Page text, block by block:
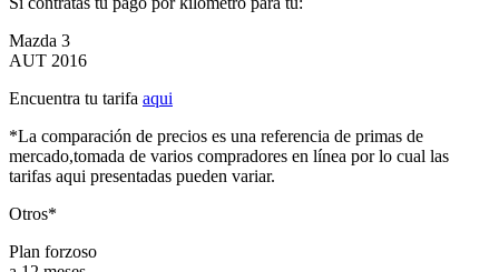
Mazda 3
AUT 2016
Encuentra tu tarifa aqui
*La comparación de precios es una referencia de primas de
mercado,tomada de varios compradores en línea por lo cual las
tarifas aqui presentadas pueden variar.
Otros*
Plan forzoso